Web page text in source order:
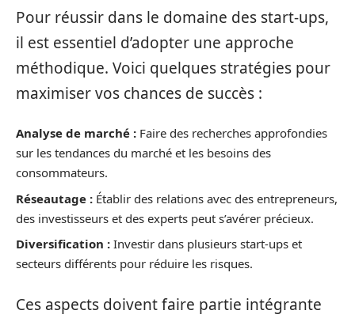
Pour réussir dans le domaine des start-ups,
il est essentiel d’adopter une approche
méthodique. Voici quelques stratégies pour
maximiser vos chances de succès :
Analyse de marché : Faire des recherches approfondies
sur les tendances du marché et les besoins des
consommateurs.
Réseautage : Établir des relations avec des entrepreneurs,
des investisseurs et des experts peut s’avérer précieux.
Diversification : Investir dans plusieurs start-ups et
secteurs différents pour réduire les risques.
Ces aspects doivent faire partie intégrante